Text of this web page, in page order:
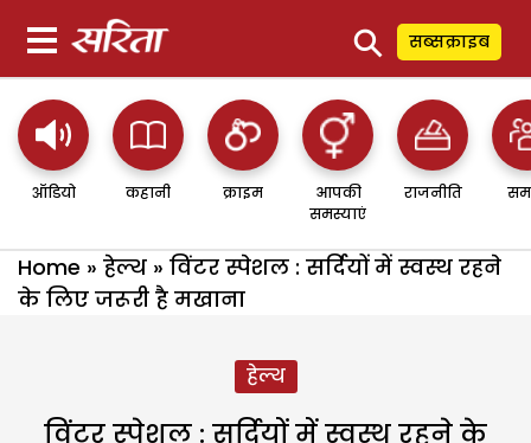
⚲ सब्सक्राइब
ऑडियो कहानी क्राइम
आपकी
समस्याएं
राजनीति
Home » हेल्थ » विंटर स्पेशल : सर्दियों में स्वस्थ रहने
के लिए जरूरी है मखाना
हेल्थ
विंटर स्पेशल : सर्दियों में स्वस्थ रहने के